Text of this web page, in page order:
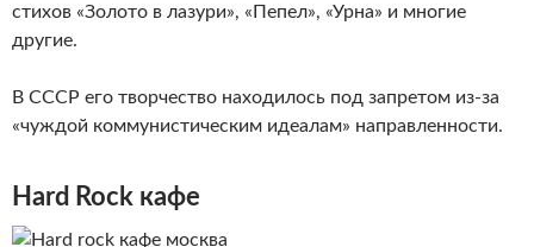
стихов «Золото в лазури», «Пепел», «Урна» и многие
другие.
В СССР его творчество находилось под запретом из-за
«чуждой коммунистическим идеалам» направленности.
Hard Rock кафе